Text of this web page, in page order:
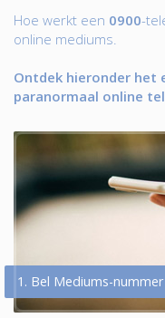
Hoe werkt een 0900-
online mediums.
Ontdek hieronder het
paranormaal online
1. Bel Mediums-